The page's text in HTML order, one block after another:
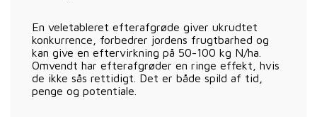
En veletableret efterafgrøde giver ukrudtet
konkurrence, forbedrer jordens frugtbarhed og
kan give en eftervirkning på 50-100 kg N/ha.
Omvendt har efterafgrøder en ringe effekt, hvis
de ikke sås rettidigt. Det er både spild af tid,
penge og potentiale.